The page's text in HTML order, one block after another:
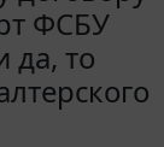
ФСБУ
да, то